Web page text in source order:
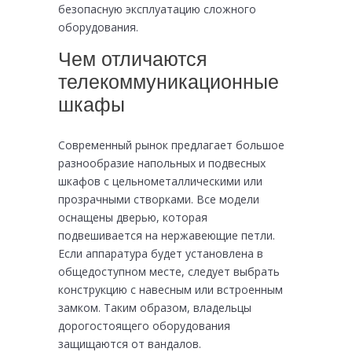
безопасную эксплуатацию сложного
оборудования.
Чем отличаются
телекоммуникационные
шкафы
Современный рынок предлагает большое
разнообразие напольных и подвесных
шкафов с цельнометаллическими или
прозрачными створками. Все модели
оснащены дверью, которая
подвешивается на нержавеющие петли.
Если аппаратура будет установлена в
общедоступном месте, следует выбрать
конструкцию с навесным или встроенным
замком. Таким образом, владельцы
дорогостоящего оборудования
защищаются от вандалов.